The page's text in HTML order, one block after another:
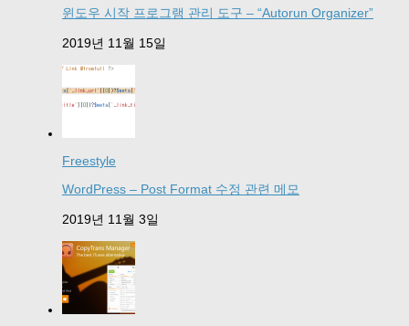
윈도우 시작 프로그램 관리 도구 – “Autorun Organizer”
2019년 11월 15일
Freestyle
WordPress – Post Format 수정 관련 메모
2019년 11월 3일